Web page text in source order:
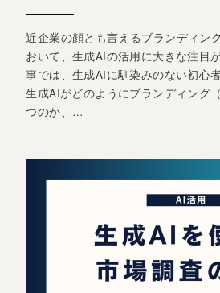
近企業の顔とも言えるブランディン
おいて、生成AIの活用に大きな注目
事では、生成AIに馴染みのない初心
生成AIがどのようにブランディング
つのか、…